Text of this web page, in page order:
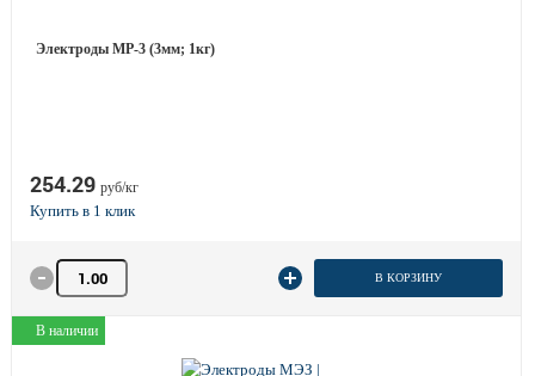
Электроды МР-3 (3мм; 1кг)
254.29 руб/кг
Количество товара В КОРЗИНУ
В наличии